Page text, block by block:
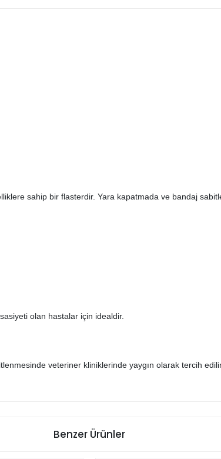
sahip bir flasterdir. Yara kapatmada ve bandaj
olan hastalar için idealdir.
veteriner kliniklerinde yaygın olarak tercih
Benzer Ürünler